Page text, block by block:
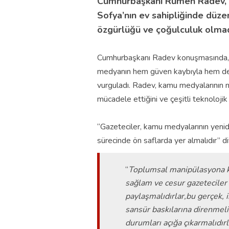
Sofya’nın ev sahipliğinde
özgürlüğü ve çoğulculuk
Cumhurbaşkanı Radev
medyanın hem güven kaybıyla hem
vurguladı. Radev, kamu
mücadele ettiğini ve çeşitli
“Gazeteciler, kamu medyalarının
sürecinde ön saflarda yer almalıdır”
“Toplumsal manipülasyona
sağlam ve cesur gazeteciler
paylaşmalıdırlar,bu
sansür baskılarına
durumları açığa